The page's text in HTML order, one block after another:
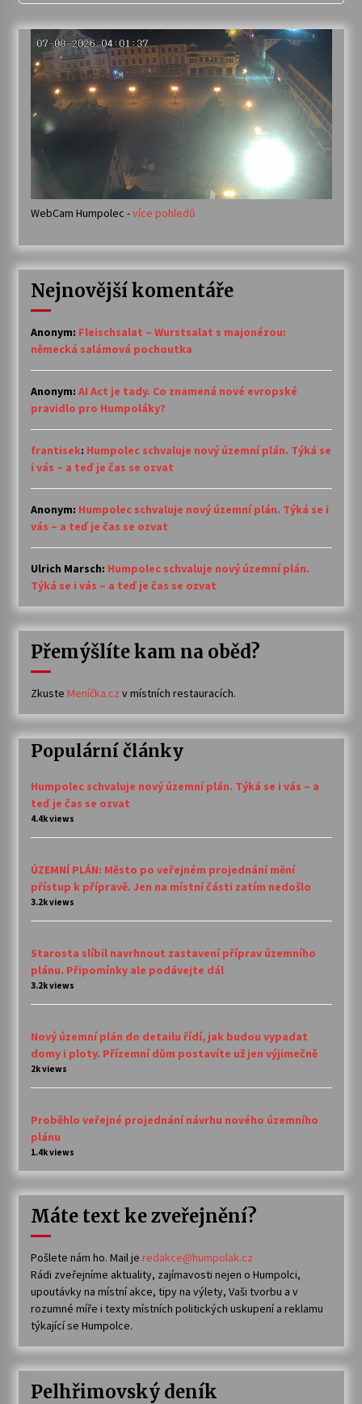
WebCam Humpolec -více pohledů
Nejnovější komentáře
Anonym: Fleischsalat – Wurstsalat s majonézou:
německá salámová pochoutka
Anonym: AI Act je tady. Co znamená nové evropské
pravidlo pro Humpoláky?
frantisek: Humpolec schvaluje nový územní plán. Týká se
i vás – a teď je čas se ozvat
Anonym: Humpolec schvaluje nový územní plán. Týká se i
vás – a teď je čas se ozvat
Ulrich Marsch: Humpolec schvaluje nový územní plán.
Týká se i vás – a teď je čas se ozvat
Přemýšlíte kam na oběd?
Zkuste Meníčka.cz v místních restauracích.
Populární články
Humpolec schvaluje nový územní plán. Týká se i vás – a
teď je čas se ozvat
4.4k views
ÚZEMNÍ PLÁN: Město po veřejném projednání mění
přístup k přípravě. Jen na místní části zatím nedošlo
3.2k views
Starosta slíbil navrhnout zastavení příprav územního
plánu. Připomínky ale podávejte dál
3.2k views
Nový územní plán do detailu řídí, jak budou vypadat
domy i ploty. Přízemní dům postavíte už jen výjimečně
2k views
Proběhlo veřejné projednání návrhu nového územního
plánu
1.4k views
Máte text ke zveřejnění?
Pošlete nám ho. Mail je redakce@humpolak.cz
Rádi zveřejníme aktuality, zajímavosti nejen o Humpolci,
upoutávky na místní akce, tipy na výlety, Vaši tvorbu a v
rozumné míře i texty místních politických uskupení a reklamu
týkající se Humpolce.
Pelhřimovský deník